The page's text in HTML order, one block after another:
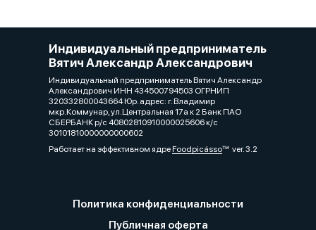
Индивидуальный предприниматель
Вятич Александр Александрович
Индивидуальный предприниматель Вятич Александр
Александрович ИНН 434500794503 ОГРНИП
320332800043664 Юр. адрес: г. Владимир
мкр.Коммунар, ул.Центральная 17а к 2 Банк ПАО
СБЕРБАНК р/с 40802810910000025606 к/с
30101810000000000602
Работает на эффективном ядреFoodpicássover. 3.2
Политика конфиденциальности
Публичная оферта